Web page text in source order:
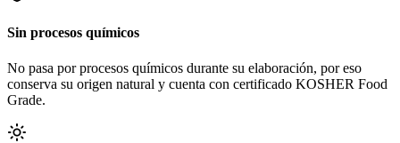
Sin procesos químicos
No pasa por procesos químicos durante su elaboración, por eso
conserva su origen natural y cuenta con certificado KOSHER Food
Grade.